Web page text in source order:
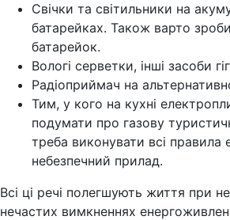
Свічки та світильники на
батарейках. Також варто
батарейок.
Вологі серветки, інші засоби
Радіоприймач на
Тим, у кого на кухні
подумати про газову
треба виконувати всі правила
небезпечний прилад.
Всі ці речі полегшують життя при
нечастих вимкненнях